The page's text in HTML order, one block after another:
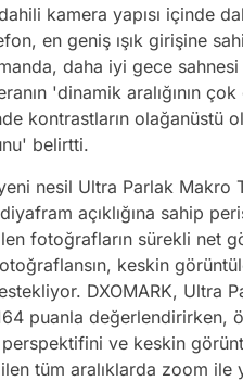
kamera yapısı içinde
en geniş ışık girişine
daha iyi gece
'dinamik aralığının
kontrastların olağanüstü
belirtti.
nesil Ultra Parlak Makro
açıklığına sahip
fotoğrafların sürekli net
keskin
DXOMARK,
puanla
ve keskin
tüm aralıklarda zoom